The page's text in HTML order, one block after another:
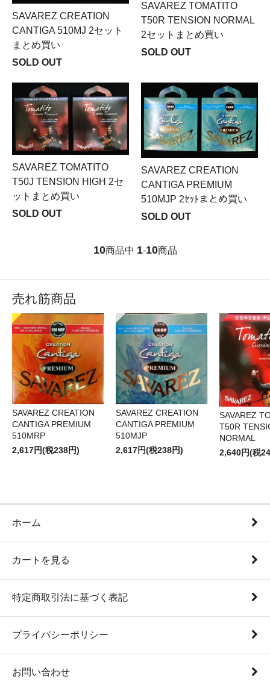
SAVAREZ CREATION
CANTIGA 510MJ 2セット
まとめ買い
SOLD OUT
SAVAREZ TOMATITO
T50R TENSION NORMAL
2セットまとめ買い
SOLD OUT
SAVAREZ TOMATITO
T50J TENSION HIGH 2セ
ットまとめ買い
SOLD OUT
SAVAREZ CREATION
CANTIGA PREMIUM
510MJP 2ｾｯﾄまとめ買い
SOLD OUT
10商品中 1-10商品
売れ筋商品
SAVAREZ CREATION
CANTIGA PREMIUM
510MRP
2,617円(税238円)
SAVAREZ CREATION
CANTIGA PREMIUM
510MJP
2,617円(税238円)
SAVAREZ
T50R
NORMAL
2,640円(税
ホーム
カートを見る
特定商取引法に基づく表記
プライバシーポリシー
お問い合わせ